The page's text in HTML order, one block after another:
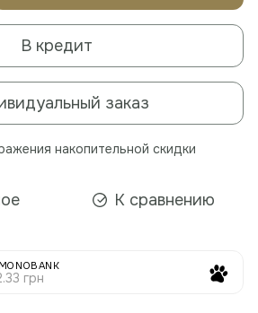
В кредит
заказ
накопительной скидки
К сравнению
грн